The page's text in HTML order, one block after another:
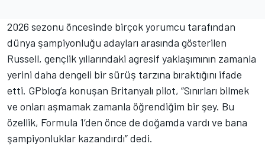
2026 sezonu öncesinde birçok yorumcu tarafından
dünya şampiyonluğu adayları arasında gösterilen
Russell, gençlik yıllarındaki agresif yaklaşımının zamanla
yerini daha dengeli bir sürüş tarzına bıraktığını ifade
etti. GPblog’a konuşan Britanyalı pilot, “Sınırları bilmek
ve onları aşmamak zamanla öğrendiğim bir şey. Bu
özellik, Formula 1’den önce de doğamda vardı ve bana
şampiyonluklar kazandırdı” dedi.